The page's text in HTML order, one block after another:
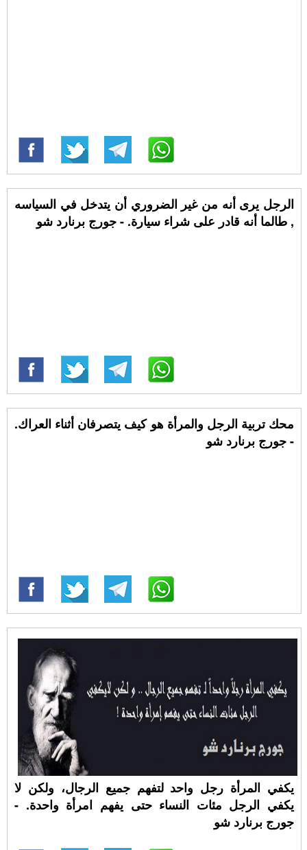
الرجل يرى أنه من غير الضروري أن يتدخل في السياسه
, طالما أنه قادر على شراء سيارة. - جورج برنارد شو
محك تربية الرجل والمرأة هو كيف يتصرفان أثناء العراك.
- جورج برنارد شو
يكفي المرأة رجل واحد لتفهم جميع الرجال، ولكن لا
يكفي الرجل مئات النساء حتى يفهم امرأة واحدة. -
جورج برنارد شو